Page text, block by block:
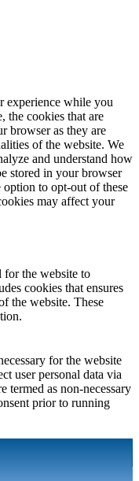
experience while you
the cookies that are
browser as they are
of the website. We
and understand how
stored in your browser
to opt-out of these
may affect your
for the website to
cookies that ensures
the website. These
for the website
user personal data via
termed as non-necessary
prior to running